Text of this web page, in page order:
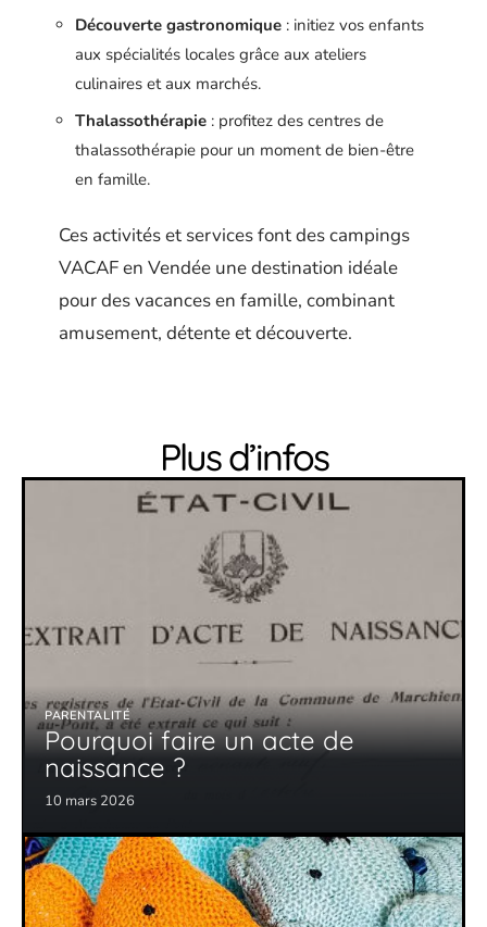
Découverte gastronomique : initiez vos enfants
aux spécialités locales grâce aux ateliers
culinaires et aux marchés.
Thalassothérapie : profitez des centres de
thalassothérapie pour un moment de bien-être
en famille.
Ces activités et services font des campings
VACAF en Vendée une destination idéale
pour des vacances en famille, combinant
amusement, détente et découverte.
Plus d’infos
PARENTALITÉ
Pourquoi faire un acte de
naissance ?
10 mars 2026